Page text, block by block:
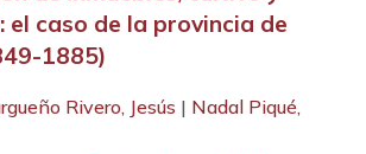
el caso de la provincia de
1885)
Rivero, Jesús | Nadal Piqué,